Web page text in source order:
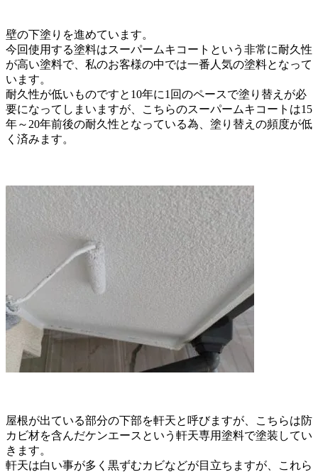
壁の下塗りを進めています。
今回使用する塗料はスーパームキコートという 非常に耐久性
が高い塗料で、 私のお客様の中では一番人気の塗料となって
います。
耐久性が低いものですと10年に1回のペースで塗り替えが必
要になってしまいますが、
こちらのスーパームキコートは15
年～20年前後の耐久性となっている為、塗り替えの頻度が低
く済みます。
屋根が出ている部分の下部を軒天と呼びますが、
こちらは防
カビ材を含んだケンエースという 軒天専用塗料で塗装してい
きます。
軒天は白い事が多く黒ずむカビなどが目立ちますが、
これら